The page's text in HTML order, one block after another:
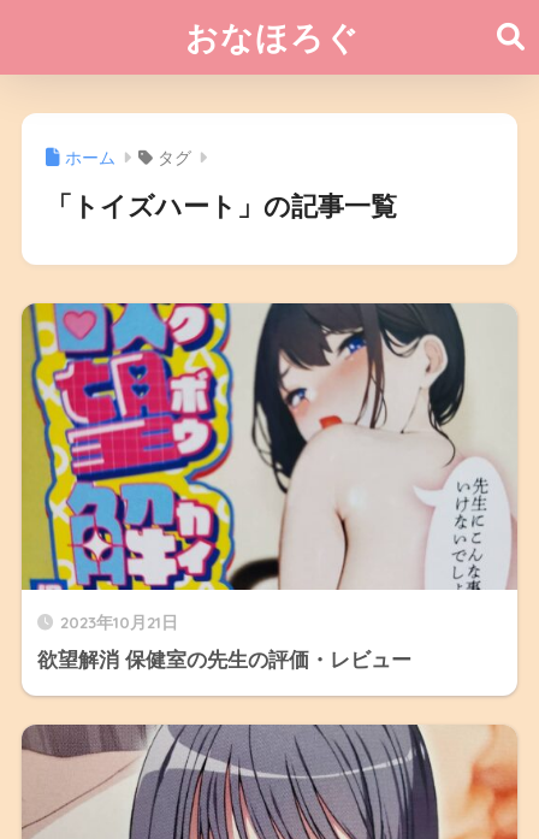
おなほろぐ
ホーム タグ
「トイズハート」の記事一覧
2023年10月21日
欲望解消 保健室の先生の評価・レビュー